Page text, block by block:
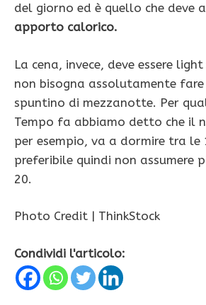
del giorno ed è quello che deve
apporto calorico.
La cena, invece, deve essere
non bisogna assolutamente fare
spuntino di mezzanotte. Per
Tempo fa abbiamo detto che il
per esempio, va a dormire tra le
preferibile quindi non assumere
20.
Photo Credit | ThinkStock
Condividi l'articolo: